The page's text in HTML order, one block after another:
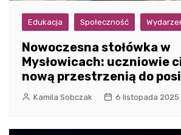
Edukacja Społeczność
Nowoczesna stołówka w
Mysłowicach: uczniowie
nową przestrzenią do
Kamila Sobczak 6 listopada 2025